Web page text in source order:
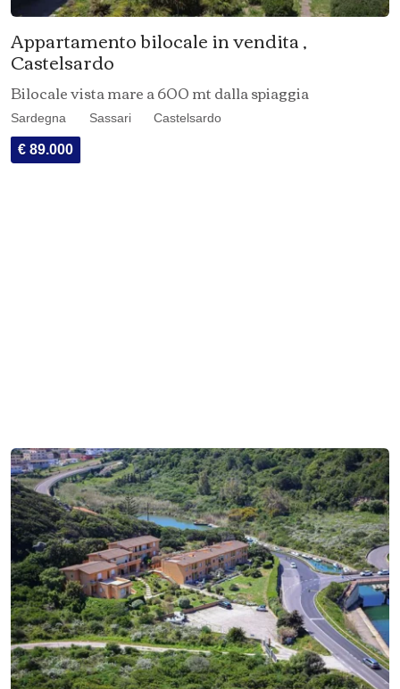
Appartamento bilocale in vendita ,
Castelsardo
Bilocale vista mare a 600 mt dalla spiaggia
Sardegna Sassari Castelsardo
€ 89.000